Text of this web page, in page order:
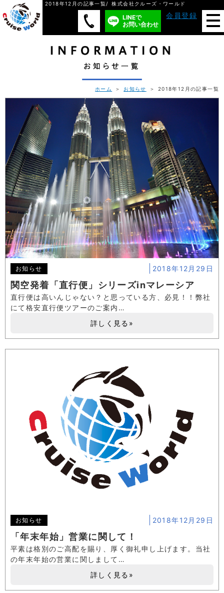
2018年12月の記事一覧/ 株式会社クルーズ・ワールド
LINEで
お問い合わせ
会員登録
ホーム ＞ お知らせ ＞ 2018年12月の記事一覧
関空発着「直行便」シリーズinマレーシア
お知らせ 2018年12月29日
直行便は高いんじゃない？と思っている方、必見！！弊社
にて格安直行便ツアーのご案内…
詳しく見る»
「年末年始」営業に関して！
お知らせ 2018年12月29日
平素は格別のご高配を賜り、厚く御礼申し上げます。当社
の年末年始の営業に関しまして…
詳しく見る»